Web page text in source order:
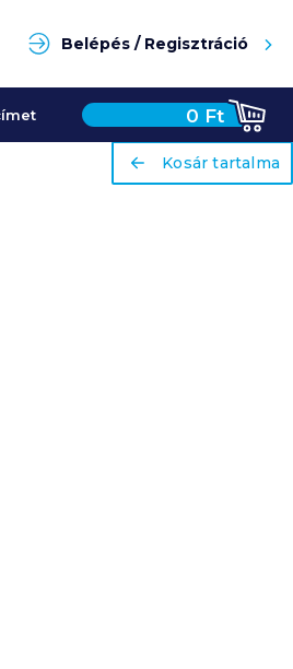
Belépés / Regisztráció
0 Ft
ariaLabel
Kosár tartalma